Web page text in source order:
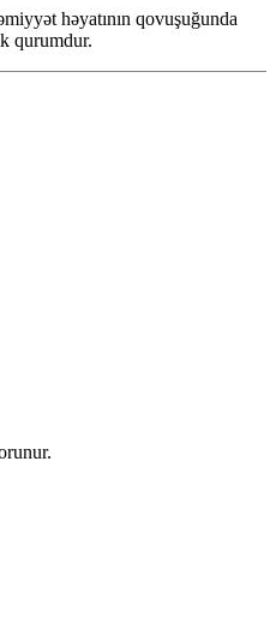
həyatının qovuşuğunda
qurumdur.